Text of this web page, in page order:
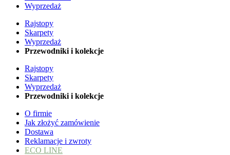
Wyprzedaż
Rajstopy
Skarpety
Wyprzedaż
Przewodniki i kolekcje
Rajstopy
Skarpety
Wyprzedaż
Przewodniki i kolekcje
O firmie
Jak złożyć zamówienie
Dostawa
Reklamacje i zwroty
ECO LINE